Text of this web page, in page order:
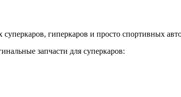
гиперкаров и просто спортивных
запчасти для суперкаров: